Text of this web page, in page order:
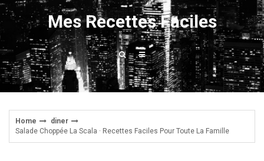
Skip
to
content
Mes Recettes Faciles
Home
diner
Salade Choppée La Scala · Recettes Faciles Pour Toute La Famille